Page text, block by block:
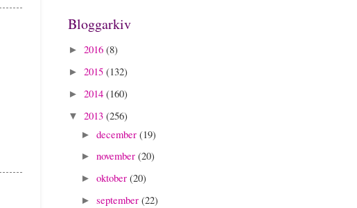
Bloggarkiv
► 2016 (8)
► 2015 (132)
► 2014 (160)
▼ 2013 (256)
► december (19)
► november (20)
► oktober (20)
► september (22)